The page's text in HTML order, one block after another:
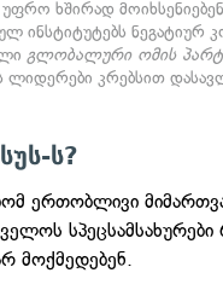
ხშირად
ინსტიტუტებს ნეგატიურ
გლობალური ომის
ლიდერები კრებსით
ს?
ერთობლივი
მოქმედებენ.